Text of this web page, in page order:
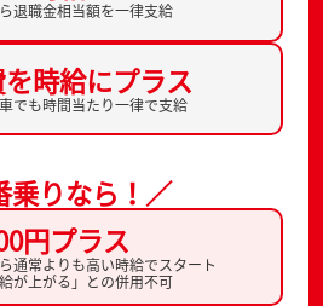
退職金相当額を一律支給
時給にプラス
でも時間当たり一律で支給
乗りなら！／
円プラス
通常よりも高い時給でスタート
が上がる」との併用不可